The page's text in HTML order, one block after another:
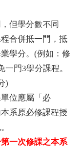
但學分數不同
合併抵一門，抵
學分。(例如：修
門3學分課程。
)
位應屬「必
系原必修課程授
一次修課之本系